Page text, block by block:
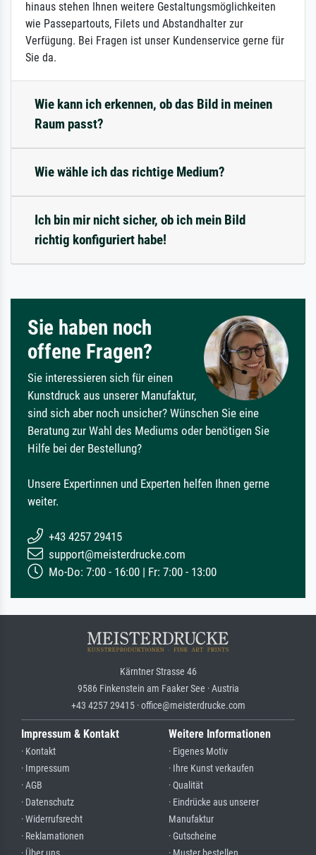
hinaus stehen Ihnen weitere Gestaltungsmöglichkeiten
wie Passepartouts, Filets und Abstandhalter zur
Verfügung. Bei Fragen ist unser Kundenservice gerne für
Sie da.
Wie kann ich erkennen, ob das Bild in meinen
Raum passt?
Wie wähle ich das richtige Medium?
Ich bin mir nicht sicher, ob ich mein Bild
richtig konfiguriert habe!
Sie haben noch
offene Fragen?
Sie interessieren sich für einen
Kunstdruck aus unserer Manufaktur,
sind sich aber noch unsicher? Wünschen Sie eine
Beratung zur Wahl des Mediums oder benötigen Sie
Hilfe bei der Bestellung?
Unsere Expertinnen und Experten helfen Ihnen gerne
weiter.
+43 4257 29415
support@meisterdrucke.com
Mo-Do: 7:00 - 16:00 | Fr: 7:00 - 13:00
Kärntner Strasse 46
9586 Finkenstein am Faaker See · Austria
+43 4257 29415 · office@meisterdrucke.com
Impressum & Kontakt
· Kontakt
· Impressum
· AGB
· Datenschutz
· Widerrufsrecht
· Reklamationen
Weitere Informationen
· Eigenes Motiv
· Ihre Kunst verkaufen
· Qualität
· Eindrücke aus unserer
Manufaktur
· Gutscheine